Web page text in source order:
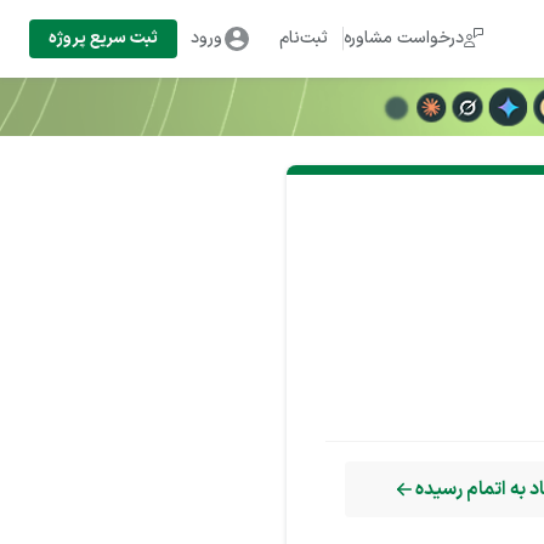
درخواست مشاوره ثبت‌نام ورود ثبت سریع پروژه
به اتمام رسیده